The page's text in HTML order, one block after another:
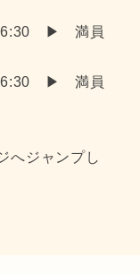
16:30 ▶ 満員
16:30 ▶ 満員
へジャンプし